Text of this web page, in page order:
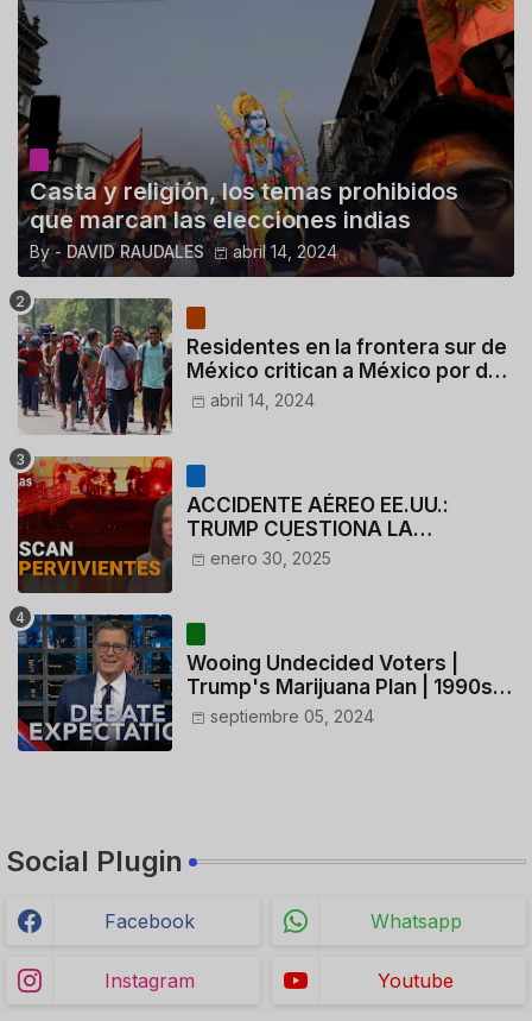
Casta y religión, los temas prohibidos
que marcan las elecciones indias
By - DAVID RAUDALES abril 14, 2024
Residentes en la frontera sur de
México critican a México por dar
110 dólares a migrantes
abril 14, 2024
ACCIDENTE AÉREO EE.UU.:
TRUMP CUESTIONA LA
ACTUACIÓN DE LOS
enero 30, 2025
Wooing Undecided Voters |
Trump's Marijuana Plan | 1990s
Porn Expert Mark Robinson
septiembre 05, 2024
Social Plugin
Facebook Whatsapp
Instagram Youtube